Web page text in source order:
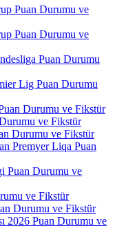
Puan Durumu ve
Puan Durumu ve
Puan Durumu
Lig Puan Durumu
Durumu ve Fikstür
ve Fikstür
Durumu ve Fikstür
Premyer Liqa Puan
Puan Durumu ve
ve Fikstür
Durumu ve Fikstür
2026 Puan Durumu ve